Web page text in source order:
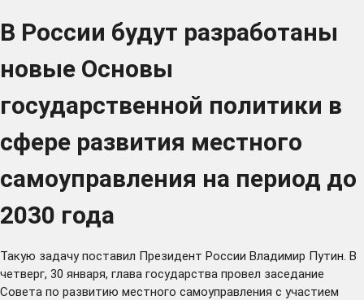
В России будут разработаны
новые Основы
государственной политики в
сфере развития местного
самоуправления на период до
2030 года
Такую задачу поставил Президент России Владимир Путин. В
четверг, 30 января, глава государства провел заседание
Совета по развитию местного самоуправления с участием